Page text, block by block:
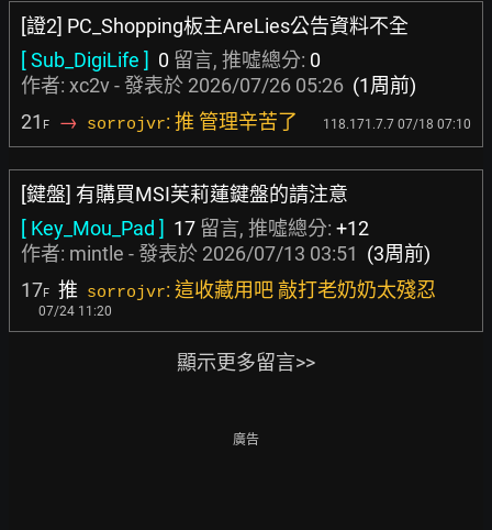
[證2] PC_Shopping板主AreLies公告資料不全
[ Sub_DigiLife ] 0 留言, 推噓總分: 0
作者: xc2v- 發表於 2026/07/26 05:26 (1周前)
21 F → sorrojvr: 推 管理辛苦了 118.171.7.7 07/18 07:10
[鍵盤] 有購買MSI芙莉蓮鍵盤的請注意
[ Key_Mou_Pad ] 17 留言, 推噓總分: +12
作者: mintle - 發表於 2026/07/13 03:51 (3周前)
17F 推 sorrojvr: 這收藏用吧 敲打老奶奶太殘忍
07/24 11:20
顯示更多留言>>
廣告